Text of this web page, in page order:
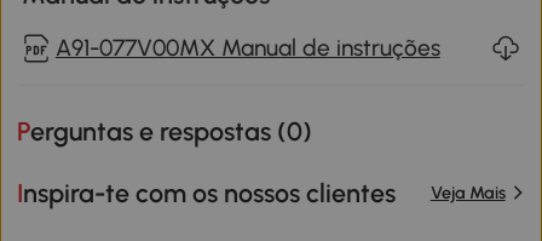
A91-077V00MX Manual de instruções
Perguntas e respostas (0)
Inspira-te com os nossos clientes Veja Mais